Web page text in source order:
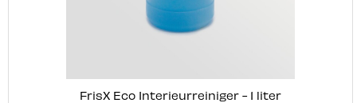
FrisX Eco Interieurreiniger - 1 liter